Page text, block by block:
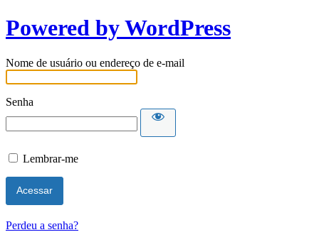
Powered by WordPress
Nome de usuário ou endereço de e-mail
Senha
Lembrar-me
Perdeu a senha?